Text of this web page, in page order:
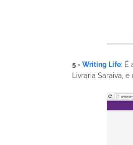
5 - Writing Life: É
Livraria Saraiva,